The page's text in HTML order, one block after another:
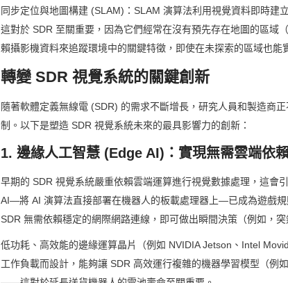
同步定位與地圖構建 (SLAM)：SLAM 演算法利用視覺資料即時建
這對於 SDR 至關重要，因為它們經常在沒有預先存在地圖的區域
賴攝影機資料來追蹤環境中的關鍵特徵，即使在未探索的區域也能
轉變 SDR 視覺系統的關鍵創新
隨著軟體定義無線電 (SDR) 的需求不斷增長，研究人員和製造商
制。以下是塑造 SDR 視覺系統未來的最具影響力的創新：
1. 邊緣人工智慧 (Edge AI)：實現無需雲端依
早期的 SDR 視覺系統嚴重依賴雲端運算進行視覺數據處理，這會
AI—將 AI 演算法直接部署在機器人的板載處理器上—已成為遊戲
SDR 無需依賴穩定的網際網路連線，即可做出瞬間決策（例如，突
低功耗、高效能的邊緣運算晶片（例如 NVIDIA Jetson、Intel
工作負載而設計，能夠讓 SDR 高效運行複雜的機器學習模型（例